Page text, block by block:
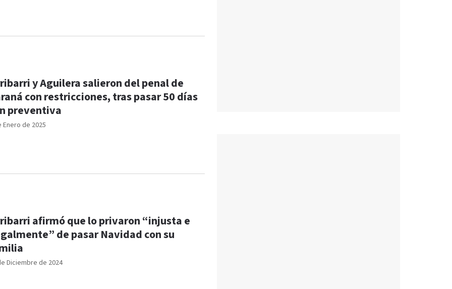
Enero de 2025
y Aguilera salieron del penal de
con restricciones, tras pasar 50 días
preventiva
Diciembre de 2024
afirmó que lo privaron “injusta e
de pasar Navidad con su